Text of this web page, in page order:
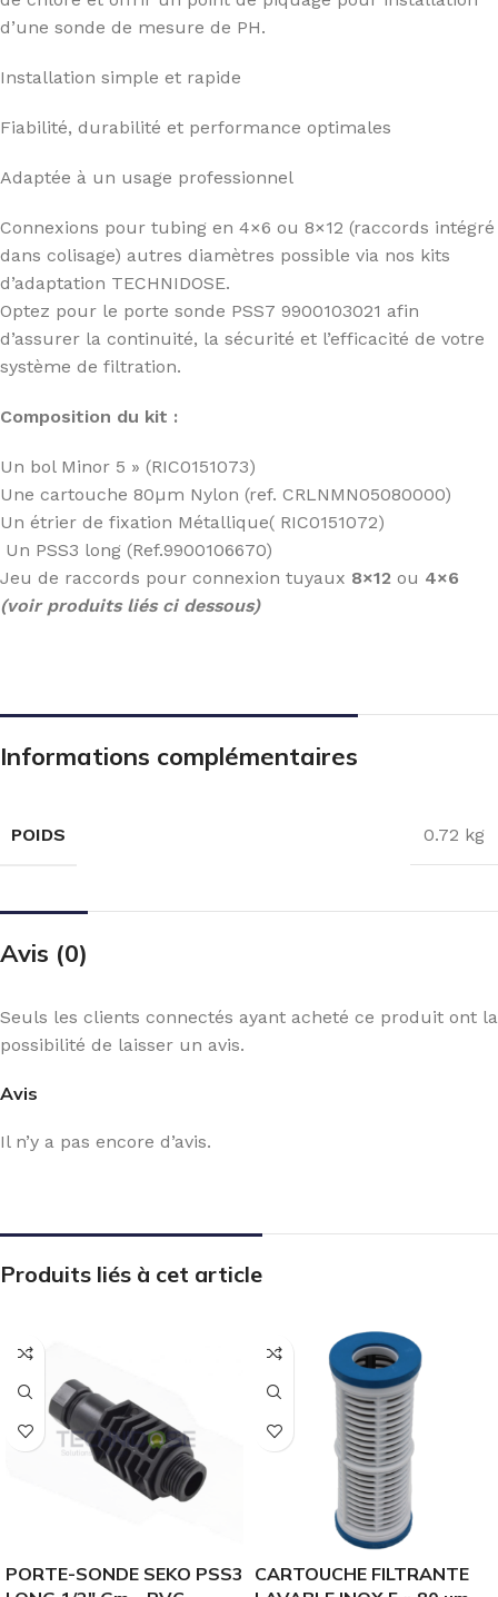
d’une sonde de mesure de PH.
Installation simple et rapide
Fiabilité, durabilité et performance optimales
Adaptée à un usage professionnel
Connexions pour tubing en 4×6 ou 8×12 (raccords intégré
dans colisage) autres diamètres possible via nos kits
d’adaptation TECHNIDOSE.
Optez pour le porte sonde PSS7 9900103021 afin
d’assurer la continuité, la sécurité et l’efficacité de votre
système de filtration.
Composition du kit :
Un bol Minor 5 » (RIC0151073)
Une cartouche 80µm Nylon (ref. CRLNMN05080000)
Un étrier de fixation Métallique( RIC0151072)
Un PSS3 long (Ref.9900106670)
Jeu de raccords pour connexion tuyaux 8×12 ou 4×6
(voir produits liés ci dessous)
Informations complémentaires
POIDS 0.72 kg
Avis (0)
Avis
Il n’y a pas encore d’avis.
Seuls les clients connectés ayant acheté ce produit ont la
possibilité de laisser un avis.
Produits liés à cet article
PORTE-SONDE SEKO PSS3
CARTOUCHE FILTRANTE